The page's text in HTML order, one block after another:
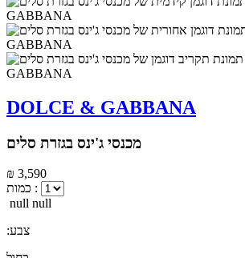
DOLCE & GABBANA
מכנסי ג'ינס בגזרת סלים
₪ 3,590
כמות :
null null
:צבע